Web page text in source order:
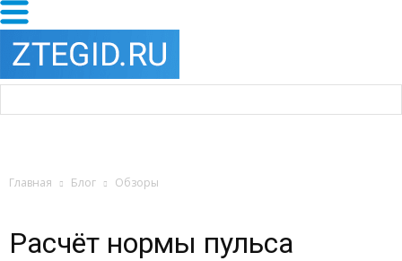
Главная Блог Обзоры
Расчёт нормы пульса